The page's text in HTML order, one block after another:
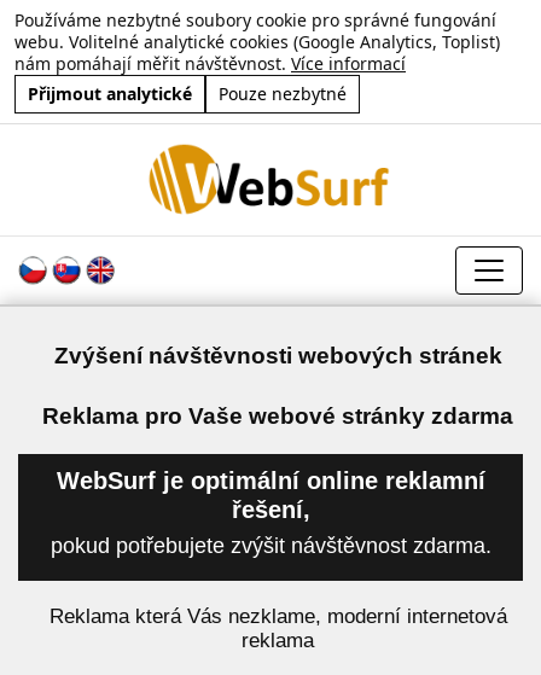
Používáme nezbytné soubory cookie pro správné fungování
webu. Volitelné analytické cookies (Google Analytics, Toplist)
nám pomáhají měřit návštěvnost. Více informací
Přijmout analytické
Pouze nezbytné
Zvýšení návštěvnosti webových stránek
Reklama pro Vaše webové stránky zdarma
WebSurf je optimální online reklamní
řešení,
pokud potřebujete zvýšit návštěvnost zdarma.
Reklama která Vás nezklame, moderní internetová
reklama